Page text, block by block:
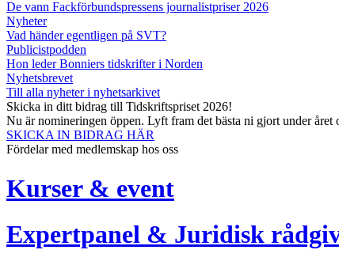
De vann Fackförbundspressens journalistpriser 2026
Nyheter
Vad händer egentligen på SVT?
Publicistpodden
Hon leder Bonniers tidskrifter i Norden
Nyhetsbrevet
Till alla nyheter i nyhetsarkivet
Skicka in ditt bidrag till Tidskriftspriset 2026!
Nu är nomineringen öppen. Lyft fram det bästa ni gjort under året
SKICKA IN BIDRAG HÄR
Fördelar med medlemskap hos oss
Kurser & event
Expertpanel & Juridisk